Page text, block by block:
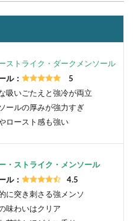
ストライク・ダークメンソール
ル：
5
吸いごたえと強冷が両立
ールの厚みが強力すぎ
ロースト感も強い
・ストライク・メンソール
ル：
4.5
に突き刺さる強メンソ
味わいはクリア